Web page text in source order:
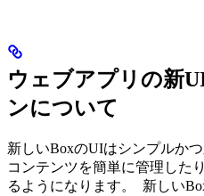
ウェブアプリの新
ンについて
新しいBoxのUIはシンプルか
コンテンツを簡単に管理した
るようになります。 新しい